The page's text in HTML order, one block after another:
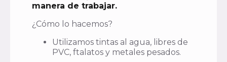
manera de trabajar.
¿Cómo lo hacemos?
Utilizamos tintas al agua, libres de
PVC, ftalatos y metales pesados.